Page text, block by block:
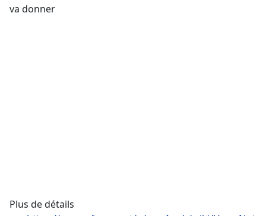
va donner
Plus de détails